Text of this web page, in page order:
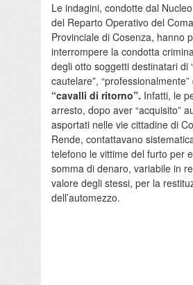
Le indagini, condotte dal
del Reparto Operativo del
Provinciale di Cosenza, hanno
interrompere la condotta
degli otto soggetti destinatari di
cautelare”,
“cavalli di ritorno”. Infatti, le
arresto, dopo aver “acquisito”
asportati nelle vie cittadine di
Rende, contattavano
telefono le vittime del furto per
somma di denaro, variabile in
valore degli stessi, per la
dell’automezzo.